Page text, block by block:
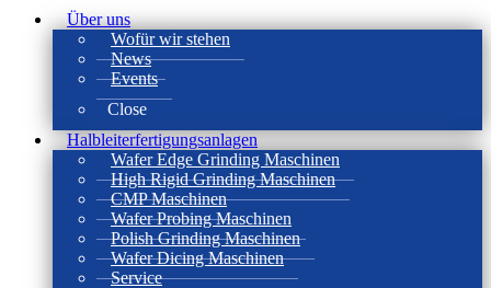
Über uns
Wofür wir stehen
News
Events
Close
Halbleiterfertigungsanlagen
Wafer Edge Grinding Maschinen
High Rigid Grinding Maschinen
CMP Maschinen
Wafer Probing Maschinen
Polish Grinding Maschinen
Wafer Dicing Maschinen
Service